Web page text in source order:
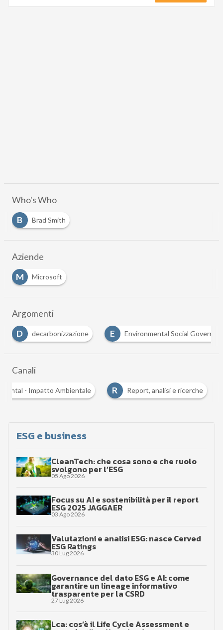
Who's Who
B
Brad Smith
Aziende
M
Microsoft
Argomenti
decarbonizzazione E Environmental Social Governance
Canali
- Impatto Ambientale R Report, analisi e ricerche
ESG e business
CleanTech: che cosa sono e che ruolo
svolgono per l’ESG
05 Ago 2026
Focus su AI e sostenibilità per il report
ESG 2025 JAGGAER
03 Ago 2026
Valutazioni e analisi ESG: nasce Cerved
ESG Ratings
30 Lug 2026
Governance del dato ESG e AI: come
garantire un lineage informativo
trasparente per la CSRD
27 Lug 2026
Lca: cos’è il Life Cycle Assessment e